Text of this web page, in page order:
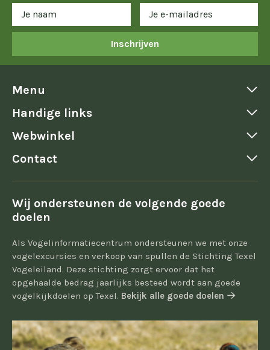
Inschrijven
Menu
Handige links
Webwinkel
Contact
Wij ondersteunen de volgende goede
doelen
Als Vogelinformatiecentrum ondersteunen we met onze
vogelexcursies en verkoop van spullen de Stichting Texel
Vogeleiland. Deze stichting zorgt ervoor dat het
opgehaalde bedrag jaarlijks besteed wordt aan goede
vogelkijkdoelen op Texel. Bekijk alle goede doelen